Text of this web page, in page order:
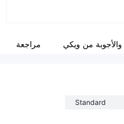
والأجوبة من ويكي مراجعة
Standard